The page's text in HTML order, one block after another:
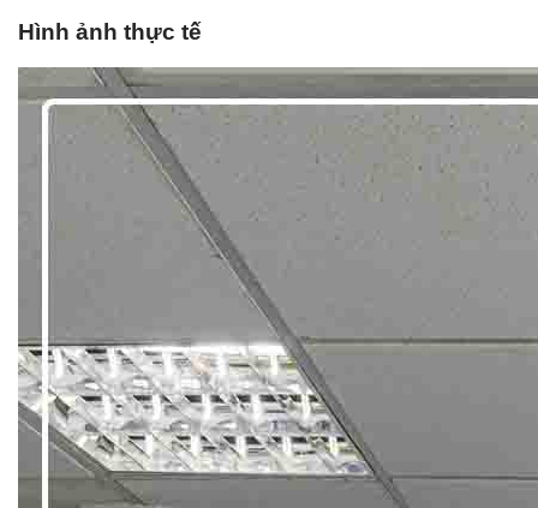
Hình ảnh thực tế